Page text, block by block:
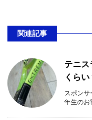
関連記事
テニス
くらい
スポン
年生のお